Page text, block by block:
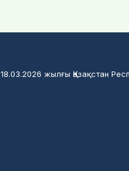
18.03.2026 жылғы Қазақстан